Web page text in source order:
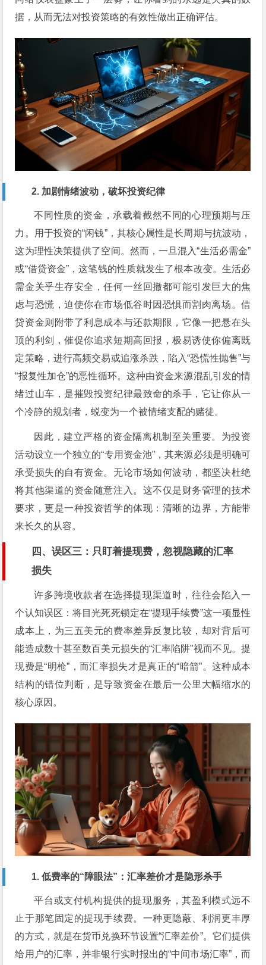
据，从而无法对投资策略的有效性做出正确评估。
2. 加剧情绪波动，破坏投资纪律
不同性质的资金，承载着截然不同的心理预期与压
力。用于投资的“闲钱”，其核心属性是长周期与抗波动，
这为理性决策提供了空间。然而，一旦混入“生活必需金”
或“借贷资金”，这笔钱的性质就发生了根本改变。生活必
需金关乎生存安全，任何一丝回撤都可能引发巨大的焦
虑与恐慌，迫使你在市场低谷时因恐惧而割肉离场。借
贷资金则附带了利息成本与还款期限，它像一把悬在头
顶的利剑，催促你追求短期高回报，极易诱使你偏离既
定策略，进行高频交易或追涨杀跌，陷入“恐慌性抛售”与
“报复性加仓”的恶性循环。这种由资金来源混乱引发的情
绪过山车，是摧毁投资纪律最致命的杀手，它让你从一
个冷静的规划者，蜕变为一个被情绪支配的赌徒。
因此，建立严格的资金隔离机制至关重要。为投资
活动设立一个独立的“专用资金池”，其来源必须是明确可
承受损失的自有资金。无论市场如何波动，都坚决杜绝
将其他渠道的资金随意注入。这不仅是财务管理的技术
要求，更是一种投资哲学的体现：清晰的边界，方能带
来长久的从容。
四、误区三：只盯着提现费，忽视隐藏的汇率
损失
许多跨境收款者在选择提现渠道时，往往会陷入一
个认知误区：将目光死死锁定在“提现手续费”这一项显性
成本上，为三五美元的费率差异反复比较，却对背后可
能造成数十甚至数百美元损失的“汇率陷阱”视而不见。提
现费是“明枪”，而汇率损失才是真正的“暗箭”。这种成本
结构的错位判断，是导致资金在最后一公里大幅缩水的
核心原因。
1. 低费率的“障眼法”：汇率差价才是隐形杀手
平台或支付机构提供的提现服务，其盈利模式远不
止于那笔固定的提现手续费。一种更隐蔽、利润更丰厚
的方式，就是在货币兑换环节设置“汇率差价”。它们提供
给用户的汇率，并非银行实时报出的“中间市场汇率”，而